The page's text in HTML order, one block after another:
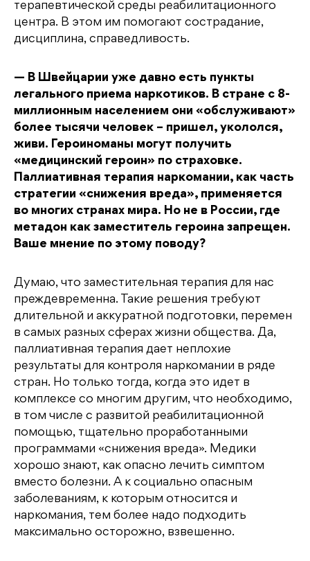
терапевтической среды реабилитационного
центра. В этом им помогают сострадание,
дисциплина, справедливость.
— В Швейцарии уже давно есть пункты
легального приема наркотиков. В стране с 8-
миллионным населением они «обслуживают»
более тысячи человек – пришел, укололся,
живи. Героиноманы могут получить
«медицинский героин» по страховке.
Паллиативная терапия наркомании, как часть
стратегии «снижения вреда», применяется
во многих странах мира. Но не в России, где
метадон как заместитель героина запрещен.
Ваше мнение по этому поводу?
Думаю, что заместительная терапия для нас
преждевременна. Такие решения требуют
длительной и аккуратной подготовки, перемен
в самых разных сферах жизни общества. Да,
паллиативная терапия дает неплохие
результаты для контроля наркомании в ряде
стран. Но только тогда, когда это идет в
комплексе со многим другим, что необходимо,
в том числе с развитой реабилитационной
помощью, тщательно проработанными
программами «снижения вреда». Медики
хорошо знают, как опасно лечить симптом
вместо болезни. А к социально опасным
заболеваниям, к которым относится и
наркомания, тем более надо подходить
максимально осторожно, взвешенно.